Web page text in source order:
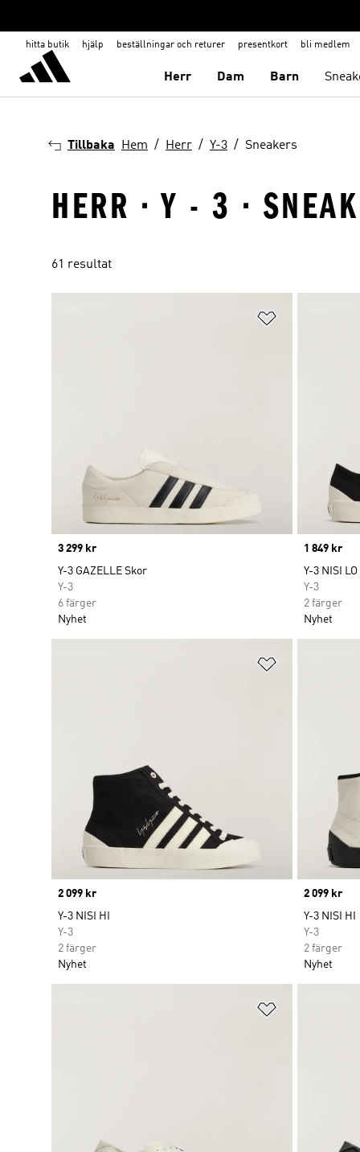
hitta butik hjälp beställningar och returer presentkort bli medlem
Herr Dam Barn
Tillbaka Hem Herr Y-3 Sneakers
HERR · Y - 3 ·
61 resultat
Price
3 299 kr
Y-3 GAZELLE Skor
Y-3
6 färger
Nyhet
Price
1 849 kr
Y-3 NISI LO
Y-3
2 färger
Nyhet
Price
2 099 kr
Y-3 NISI HI
Y-3
2 färger
Nyhet
Price
2 099 kr
Y-3 NISI HI
Y-3
2 färger
Nyhet